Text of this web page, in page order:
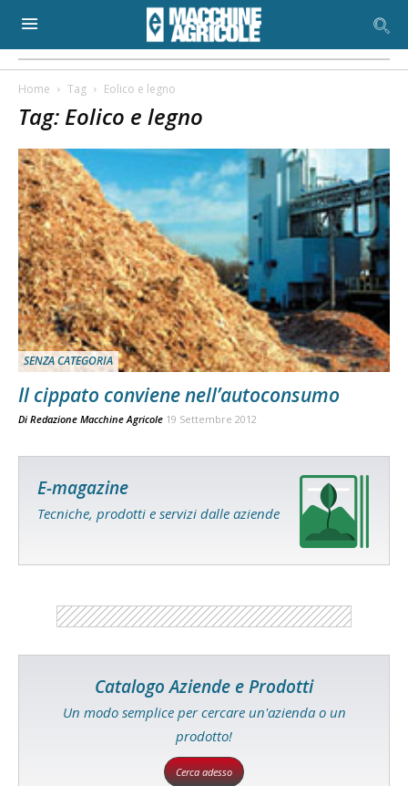
Home Tag Eolico e legno
Tag: Eolico e legno
SENZA CATEGORIA
Il cippato conviene nell’autoconsumo
Di Redazione Macchine Agricole 19 Settembre 2012
E-magazine
Tecniche, prodotti e servizi dalle aziende
Catalogo Aziende e Prodotti
Un modo semplice per cercare un'azienda o un
prodotto!
Cerca adesso